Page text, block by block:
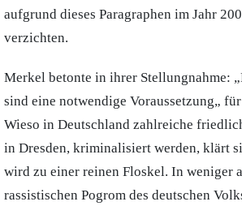
aufgrund dieses Paragraphen im Jahr
verzichten.
Merkel betonte in ihrer Stellungnahme:
sind eine notwendige Voraussetzung„
Wieso in Deutschland zahlreiche
in Dresden, kriminalisiert werden, klärt
wird zu einer reinen Floskel. In weniger
rassistischen Pogrom des deutschen